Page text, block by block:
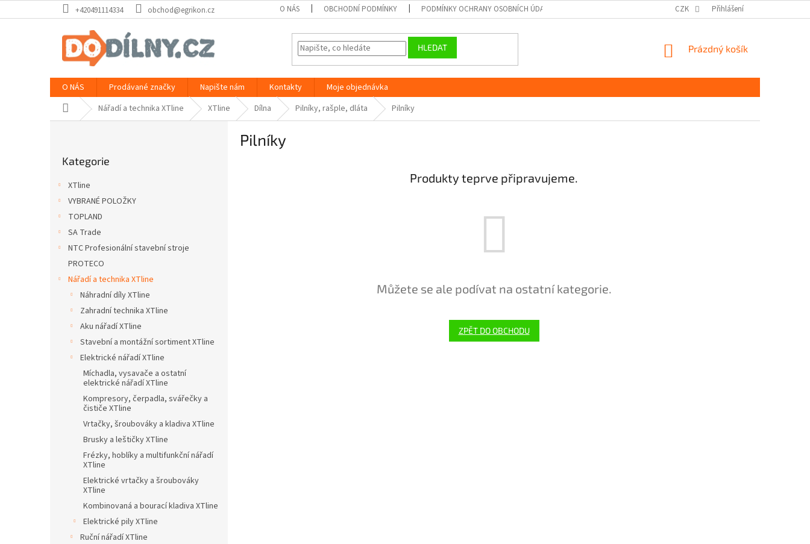
na
+420491114334 obchod@egrikon.cz O NÁS OBCHODNÍ PODMÍNKY PODMÍNKY OCHRANY OSOBNÍCH ÚDAJŮ GDPR CZK Přihlášení
HLEDAT
NÁKUPNÍ
Prázdný košík
O NÁS Prodávané značky Napište nám Kontakty
Moje objednávka
Domů Nářadí a technika XTline XTline Dílna Pilníky, rašple, dláta Pilníky
kategorie
Kategorie
XTline
VYBRANÉ POLOŽKY
TOPLAND
SA Trade
NTC Profesionální stavební stroje
PROTECO
Nářadí a technika XTline
Náhradní díly XTline
Zahradní technika XTline
Aku nářadí XTline
Stavební a montážní sortiment XTline
Elektrické nářadí XTline
Míchadla, vysavače a ostatní
elektrické nářadí XTline
Kompresory, čerpadla, svářečky a
čističe XTline
Vrtačky, šroubováky a kladiva XTline
Brusky a leštičky XTline
Frézky, hoblíky a multifunkční nářadí
XTline
Elektrické vrtačky a šroubováky
XTline
Kombinovaná a bourací kladiva XTline
Elektrické pily XTline
Ruční nářadí XTline
Pilníky
Produkty teprve připravujeme.
Můžete se ale podívat na ostatní kategorie.
ZPĚT DO OBCHODU